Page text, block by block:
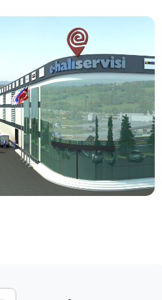
yıkama, bakım, onarım ve saçak
ve modern tesislerde titizlikle
ürün ve doğru yöntem ile kaliteli
yayılması.
ve halının markasını koruyan
desteklenmesi.
ve sistem ile yürüyen,